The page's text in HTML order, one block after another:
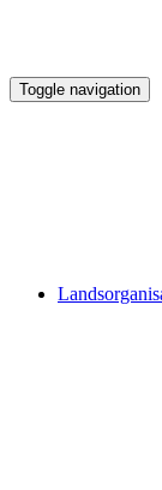
Toggle navigation